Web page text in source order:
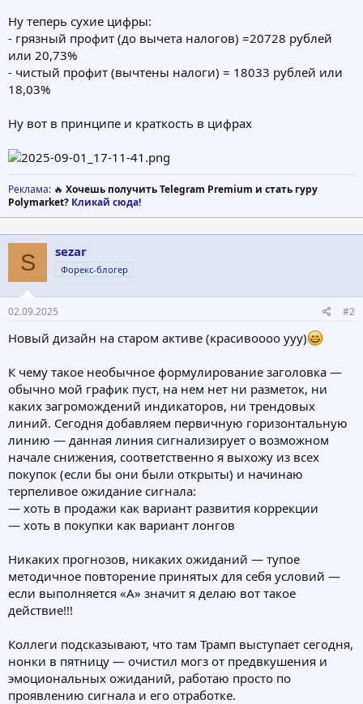
Ну теперь сухие цифры:
- грязный профит (до вычета налогов) =20728 рублей
или 20,73%
- чистый профит (вычтены налоги) = 18033 рублей или
18,03%
Ну вот в принципе и краткость в цифрах
Реклама: 🔥 Хочешь получить Telegram Premium и стать гуру
Polymarket? Кликай сюда!
S sezar
Форекс-блогер
02.09.2025 #2
Новый дизайн на старом активе (красивоооо ууу)
К чему такое необычное формулирование заголовка —
обычно мой график пуст, на нем нет ни разметок, ни
каких загромождений индикаторов, ни трендовых
линий. Сегодня добавляем первичную горизонтальную
линию — данная линия сигнализирует о возможном
начале снижения, соответственно я выхожу из всех
покупок (если бы они были открыты) и начинаю
терпеливое ожидание сигнала:
— хоть в продажи как вариант развития коррекции
— хоть в покупки как вариант лонгов
Никаких прогнозов, никаких ожиданий — тупое
методичное повторение принятых для себя условий —
если выполняется «А» значит я делаю вот такое
действие!!!
Коллеги подсказывают, что там Трамп выступает сегодня,
нонки в пятницу — очистил могз от предвкушения и
эмоциональных ожиданий, работаю просто по
проявлению сигнала и его отработке.